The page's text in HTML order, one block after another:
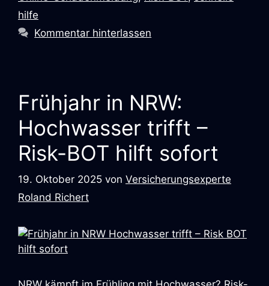
hilfe
Kommentar hinterlassen
Frühjahr in NRW:
Hochwasser trifft –
Risk-BOT hilft sofort
19. Oktober 2025 von Versicherungsexperte
Roland Richert